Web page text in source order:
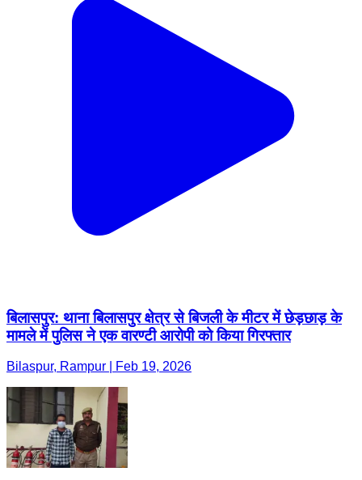
बिलासपुर: थाना बिलासपुर क्षेत्र से बिजली के मीटर में छेड़छाड़ के
मामले में पुलिस ने एक वारण्टी आरोपी को किया गिरफ्तार
Bilaspur, Rampur | Feb 19, 2026